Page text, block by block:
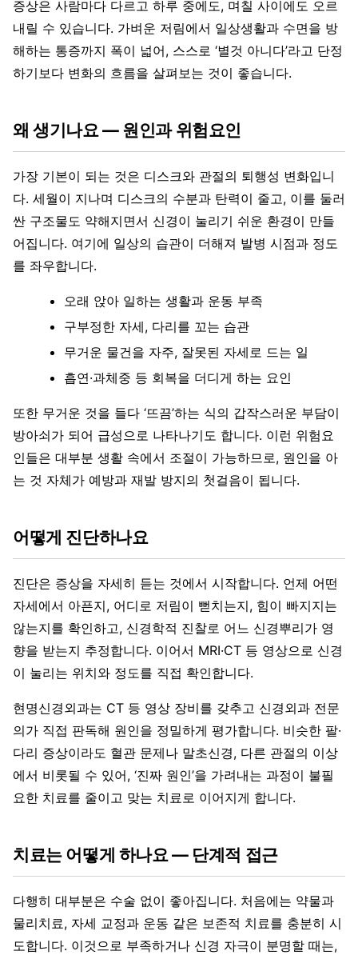
증상은 사람마다 다르고 하루 중에도, 며칠 사이에도 오르
내릴 수 있습니다. 가벼운 저림에서 일상생활과 수면을 방
해하는 통증까지 폭이 넓어, 스스로 ‘별것 아니다’라고 단정
하기보다 변화의 흐름을 살펴보는 것이 좋습니다.
왜 생기나요 — 원인과 위험요인
가장 기본이 되는 것은 디스크와 관절의 퇴행성 변화입니
다. 세월이 지나며 디스크의 수분과 탄력이 줄고, 이를 둘러
싼 구조물도 약해지면서 신경이 눌리기 쉬운 환경이 만들
어집니다. 여기에 일상의 습관이 더해져 발병 시점과 정도
를 좌우합니다.
오래 앉아 일하는 생활과 운동 부족
구부정한 자세, 다리를 꼬는 습관
무거운 물건을 자주, 잘못된 자세로 드는 일
흡연·과체중 등 회복을 더디게 하는 요인
또한 무거운 것을 들다 ‘뜨끔’하는 식의 갑작스러운 부담이
방아쇠가 되어 급성으로 나타나기도 합니다. 이런 위험요
인들은 대부분 생활 속에서 조절이 가능하므로, 원인을 아
는 것 자체가 예방과 재발 방지의 첫걸음이 됩니다.
어떻게 진단하나요
진단은 증상을 자세히 듣는 것에서 시작합니다. 언제 어떤
자세에서 아픈지, 어디로 저림이 뻗치는지, 힘이 빠지지는
않는지를 확인하고, 신경학적 진찰로 어느 신경뿌리가 영
향을 받는지 추정합니다. 이어서 MRI·CT 등 영상으로 신경
이 눌리는 위치와 정도를 직접 확인합니다.
현명신경외과는 CT 등 영상 장비를 갖추고 신경외과 전문
의가 직접 판독해 원인을 정밀하게 평가합니다. 비슷한 팔·
다리 증상이라도 혈관 문제나 말초신경, 다른 관절의 이상
에서 비롯될 수 있어, ‘진짜 원인’을 가려내는 과정이 불필
요한 치료를 줄이고 맞는 치료로 이어지게 합니다.
치료는 어떻게 하나요 — 단계적 접근
다행히 대부분은 수술 없이 좋아집니다. 처음에는 약물과
물리치료, 자세 교정과 운동 같은 보존적 치료를 충분히 시
도합니다. 이것으로 부족하거나 신경 자극이 분명할 때는,